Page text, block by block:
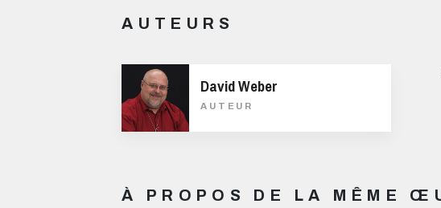
AUTEURS
David Weber
AUTEUR
À PROPOS DE LA MÊME